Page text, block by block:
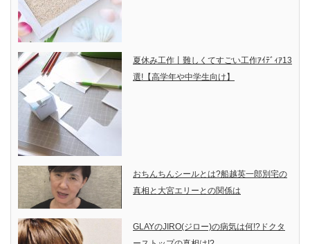
夏休み工作丨難しくてすごい工作ｱｲﾃﾞｨｱ13
選!【高学年や中学生向け】
おちんちんシールとは?船越英一郎別宅の
真相と大宮エリーとの関係は
GLAYのJIRO(ジロー)の病気は何!?ドクタ